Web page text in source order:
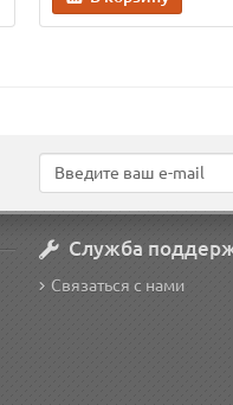
Служба
Связаться с нами